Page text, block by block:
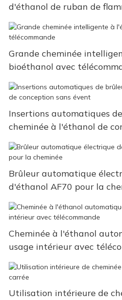
d'éthanol de ruban de
Grande cheminée
bioéthanol avec
Insertions automatiques
cheminée à l'éthanol de
Brûleur automatique
d'éthanol AF70 pour la
Cheminée à l'éthanol
usage intérieur avec
Utilisation intérieure de